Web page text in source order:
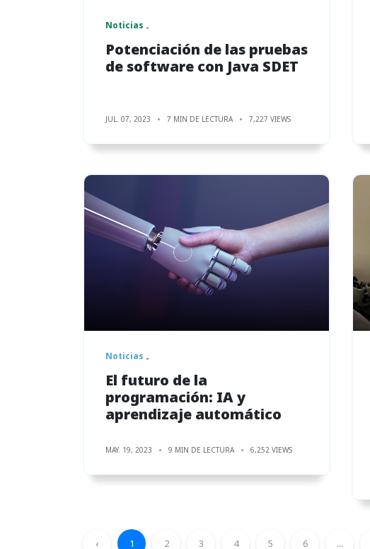
Noticias
Potenciación de las pruebas
de software con Java SDET
JUL. 07, 2023 7 MIN DE LECTURA 7,227 VIEWS
Noticias
El futuro de la
programación: IA y
aprendizaje automático
MAY. 19, 2023 9 MIN DE LECTURA 6,252 VIEWS
‹ 1 2 3 4 5 6 ...